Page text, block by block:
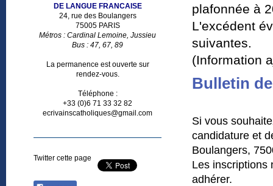
DE LANGUE FRANCAISE
24, rue des Boulangers
75005 PARIS
Métros : Cardinal Lemoine, Jussieu
Bus : 47, 67, 89
La permanence est ouverte sur
rendez-vous.
Téléphone :
+33 (0)6 71 33 32 82
ecrivainscatholiques@gmail.com
Twitter cette page
plafonnée à
L'excédent
suivantes.
(Information
Bulletin
Si vous
candidature et
Boulangers,
Les inscriptions
adhérer.